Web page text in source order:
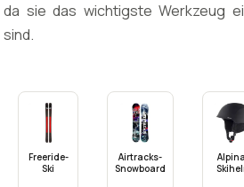
da sie das wichtigste Werkzeug
sind.
Freeride-
Ski
Airtracks-
Snowboard